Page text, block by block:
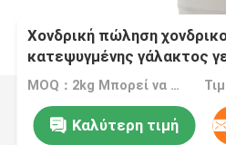
Χονδρική πώληση
κατεψυγμένης γάλακτος
γεύσης τροφίμων ο MOQ：2kg Μπορεί να παραγγελθεί σε οποιαδήποτε ποσότητα ανάλογα με τις ανάγκες σας
Καλύτερη τιμή